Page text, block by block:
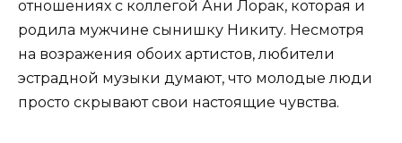
отношениях с коллегой Ани Лорак, которая и
родила мужчине сынишку Никиту. Несмотря
на возражения обоих артистов, любители
эстрадной музыки думают, что молодые люди
просто скрывают свои настоящие чувства.